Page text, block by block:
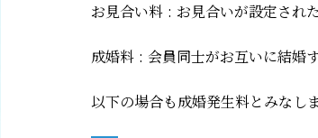
お見合い料 : お見合いが設定され
成婚料 : 会員同士がお互いに結婚
以下の場合も成婚発生料とみなし